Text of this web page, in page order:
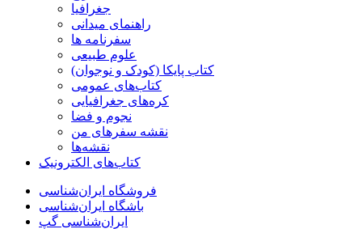
جغرافیا
راهنمای میدانی
سفرنامه‌ ها
علوم طبیعی
کتاب‌ پایکا (کودک و نوجوان)
کتاب‌های عمومی
کره‌های جغرافیایی
نجوم و فضا
نقشه سفرهای من
نقشه‌ها
کتاب‌های الکترونیک
فروشگاه ایران‌شناسی
باشگاه ایران‌شناسی
ایران‌شناسی گپ